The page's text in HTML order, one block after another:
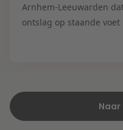
Arnhem-Leeuwarden
ontslag op staande voet